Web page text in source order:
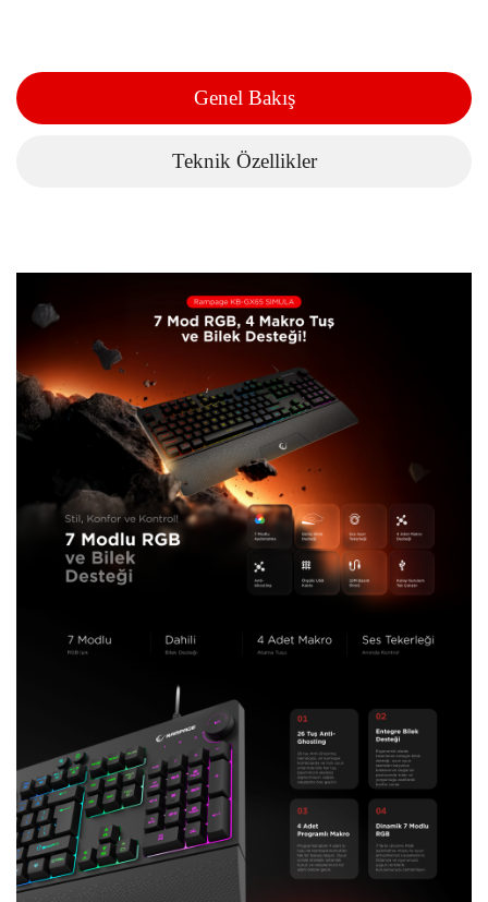
Genel Bakış
Teknik Özellikler